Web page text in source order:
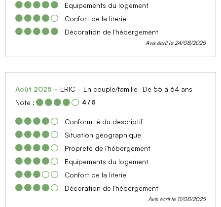
Equipements du logement
Confort de la literie
Décoration de l'hébergement
Avis écrit le 24/08/2025
Août 2025 ERIC En couple/famille
De 55 à 64 ans
Note :
4 / 5
Conformité du descriptif
Situation géographique
Propreté de l'hébergement
Equipements du logement
Confort de la literie
Décoration de l'hébergement
Avis écrit le 11/08/2025